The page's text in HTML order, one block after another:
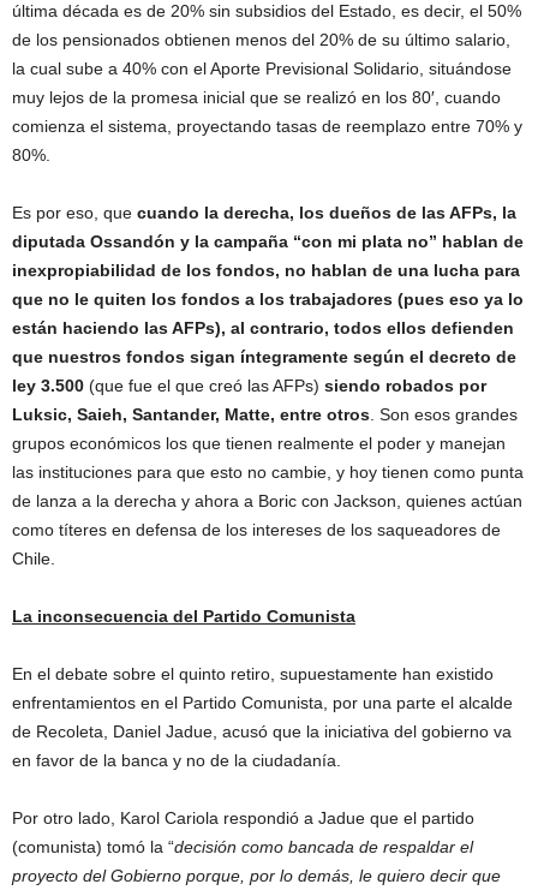
última década es de 20% sin subsidios del Estado, es decir, el 50%
de los pensionados obtienen menos del 20% de su último salario,
la cual sube a 40% con el Aporte Previsional Solidario, situándose
muy lejos de la promesa inicial que se realizó en los 80′, cuando
comienza el sistema, proyectando tasas de reemplazo entre 70% y
80%.
Es por eso, que cuando la derecha, los dueños de las AFPs, la
diputada Ossandón y la campaña “con mi plata no” hablan de
inexpropiabilidad de los fondos, no hablan de una lucha para
que no le quiten los fondos a los trabajadores (pues eso ya lo
están haciendo las AFPs), al contrario, todos ellos defienden
que nuestros fondos sigan íntegramente según el decreto de
ley 3.500 (que fue el que creó las AFPs) siendo robados por
Luksic, Saieh, Santander, Matte, entre otros . Son esos grandes
grupos económicos los que tienen realmente el poder y manejan
las instituciones para que esto no cambie, y hoy tienen como punta
de lanza a la derecha y ahora a Boric con Jackson, quienes actúan
como títeres en defensa de los intereses de los saqueadores de
Chile.
La inconsecuencia del Partido Comunista
En el debate sobre el quinto retiro, supuestamente han existido
enfrentamientos en el Partido Comunista, por una parte el alcalde
de Recoleta, Daniel Jadue, acusó que la iniciativa del gobierno va
en favor de la banca y no de la ciudadanía.
Por otro lado, Karol Cariola respondió a Jadue que el partido
(comunista) tomó la “decisión como bancada de respaldar el
proyecto del Gobierno porque, por lo demás, le quiero decir que